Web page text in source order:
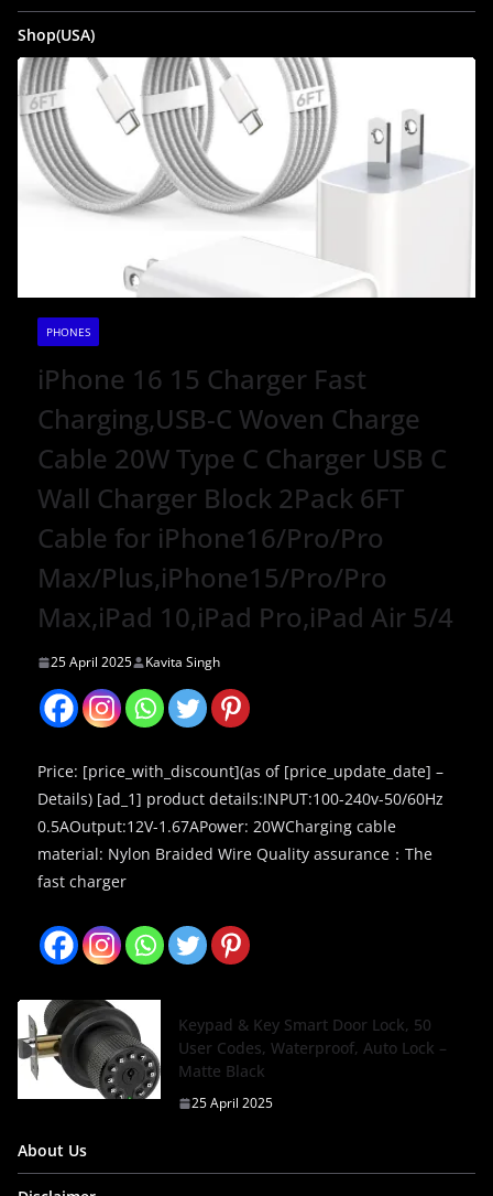
Shop(USA)
PHONES
iPhone 16 15 Charger Fast
Charging,USB-C Woven Charge
Cable 20W Type C Charger USB C
Wall Charger Block 2Pack 6FT
Cable for iPhone16/Pro/Pro
Max/Plus,iPhone15/Pro/Pro
Max,iPad 10,iPad Pro,iPad Air 5/4
25 April 2025 Kavita Singh
Price: [price_with_discount](as of [price_update_date] –
Details) [ad_1] product details:INPUT:100-240v-50/60Hz
0.5AOutput:12V-1.67APower: 20WCharging cable
material: Nylon Braided Wire Quality assurance：The
fast charger
Keypad & Key Smart Door Lock, 50
User Codes, Waterproof, Auto Lock –
Matte Black
25 April 2025
About Us